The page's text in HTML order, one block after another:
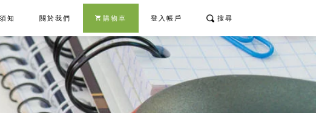
知 關於我們 購物車 登入帳戶 搜尋